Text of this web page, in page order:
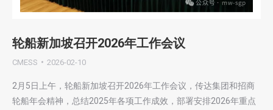
轮船新加坡召开2026年工作会议
CMESS 2026-02-10
2月5日上午，轮船新加坡召开2026年工作会议，传达集团和招商
轮船年会精神，总结2025年各项工作成效，部署安排2026年重点